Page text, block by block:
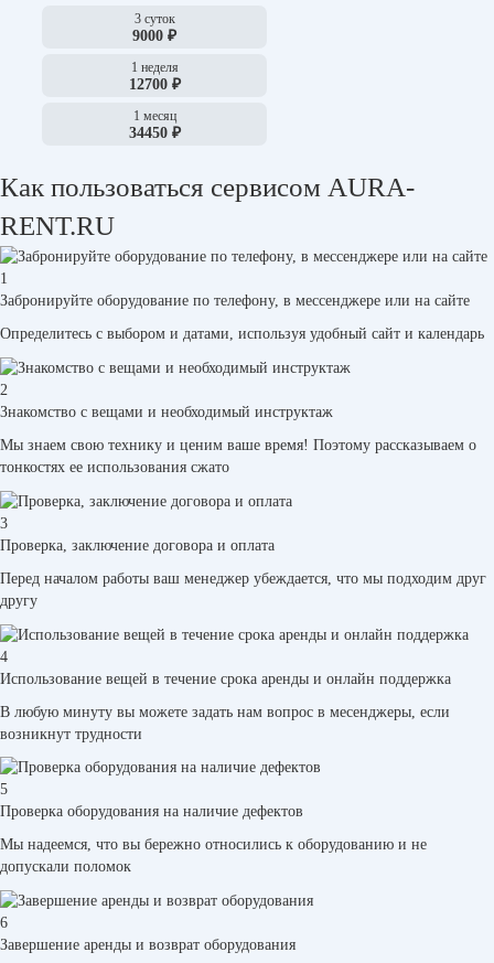
3 суток
9000 ₽
1 неделя
12700 ₽
1 месяц
34450 ₽
Как пользоваться сервисом AURA-
RENT.RU
1
Забронируйте оборудование по телефону, в мессенджере или на сайте
Определитесь с выбором и датами, используя удобный сайт и календарь
2
Знакомство с вещами и необходимый инструктаж
Мы знаем свою технику и ценим ваше время! Поэтому рассказываем о
тонкостях ее использования сжато
3
Проверка, заключение договора и оплата
Перед началом работы ваш менеджер убеждается, что мы подходим друг
другу
4
Использование вещей в течение срока аренды и онлайн поддержка
В любую минуту вы можете задать нам вопрос в месенджеры, если
возникнут трудности
5
Проверка оборудования на наличие дефектов
Мы надеемся, что вы бережно относились к оборудованию и не
допускали поломок
6
Завершение аренды и возврат оборудования